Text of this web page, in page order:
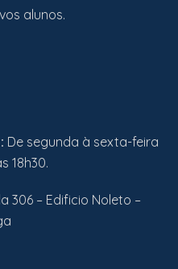
alunos.
De segunda à sexta-feira
18h30.
306 – Edificio Noleto –